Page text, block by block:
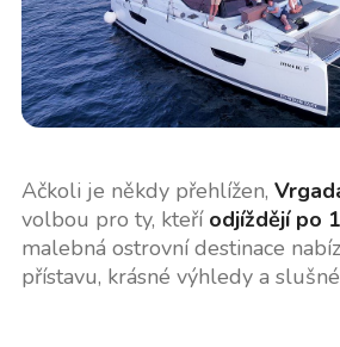
Ačkoli je někdy přehlížen,
volbou pro ty, kteří odjíždějí po
malebná ostrovní destinace
přístavu, krásné výhledy a